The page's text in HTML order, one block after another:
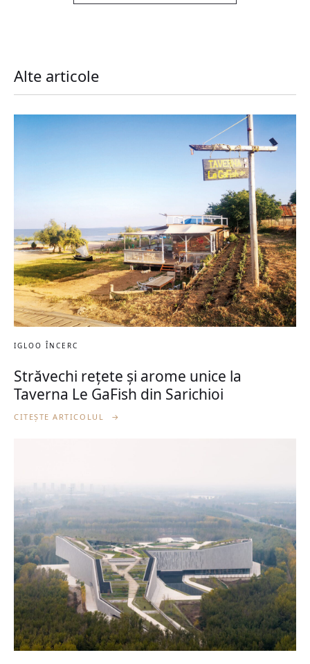
Alte articole
IGLOO ÎNCERC
Străvechi rețete și arome unice la
Taverna Le GaFish din Sarichioi
CITEȘTE ARTICOLUL →